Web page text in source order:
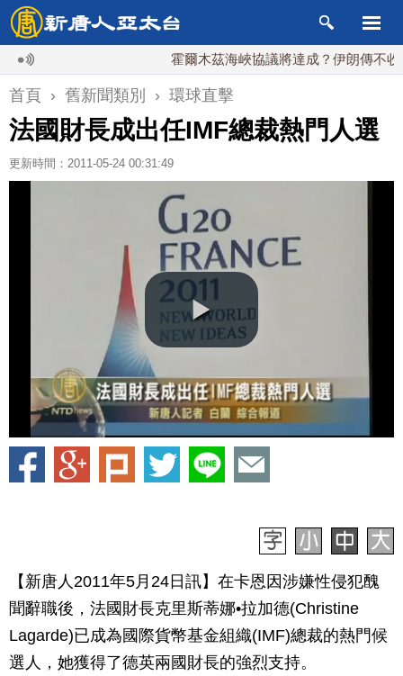
霍爾木茲海峽協議將達成？伊朗傳不收通
首頁 › 舊新聞類別 › 環球直擊
法國財長成出任IMF總裁熱門人選
更新時間：2011-05-24 00:31:49
【新唐人2011年5月24日訊】在卡恩因涉嫌性侵犯醜
聞辭職後，法國財長克里斯蒂娜•拉加德(Christine
Lagarde)已成為國際貨幣基金組織(IMF)總裁的熱門候
選人，她獲得了德英兩國財長的強烈支持。